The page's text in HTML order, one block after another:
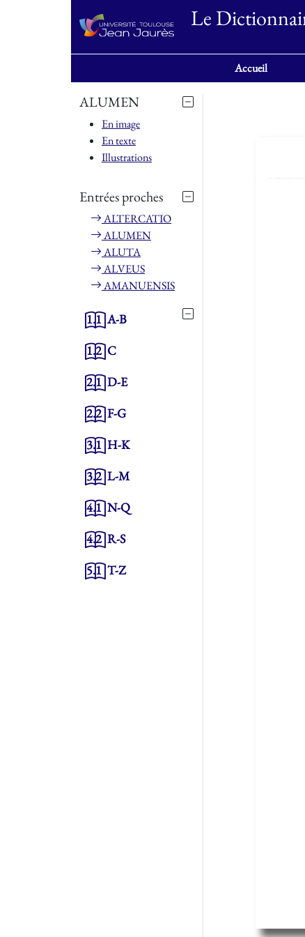
Le
Accueil
ALUMEN
En image
En texte
Illustrations
Entrées proches
ALTERCATIO
ALUMEN
ALUTA
ALVEUS
AMANUENSIS
1.1A-B
1.2C
2.1D-E
2.2F-G
3.1H-K
3.2L-M
4.1N-Q
4.2R-S
5.1T-Z